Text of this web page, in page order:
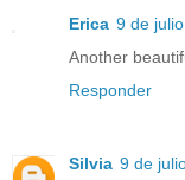
Erica 9 de
Another
Responder
Silvia 9 de